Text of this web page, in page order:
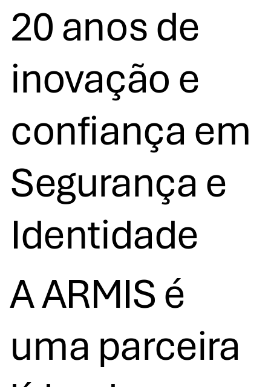
20 anos de
inovação e
confiança em
Segurança e
Identidade
A ARMIS é
uma parceira